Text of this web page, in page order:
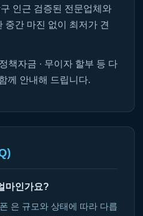
인근 검증된 전문업체와
중간 마진 없이 최저가 견
책자금 · 무이자 할부 등 다
께 안내해 드립니다.
마인가요?
은 규모와 상태에 따라 다릅